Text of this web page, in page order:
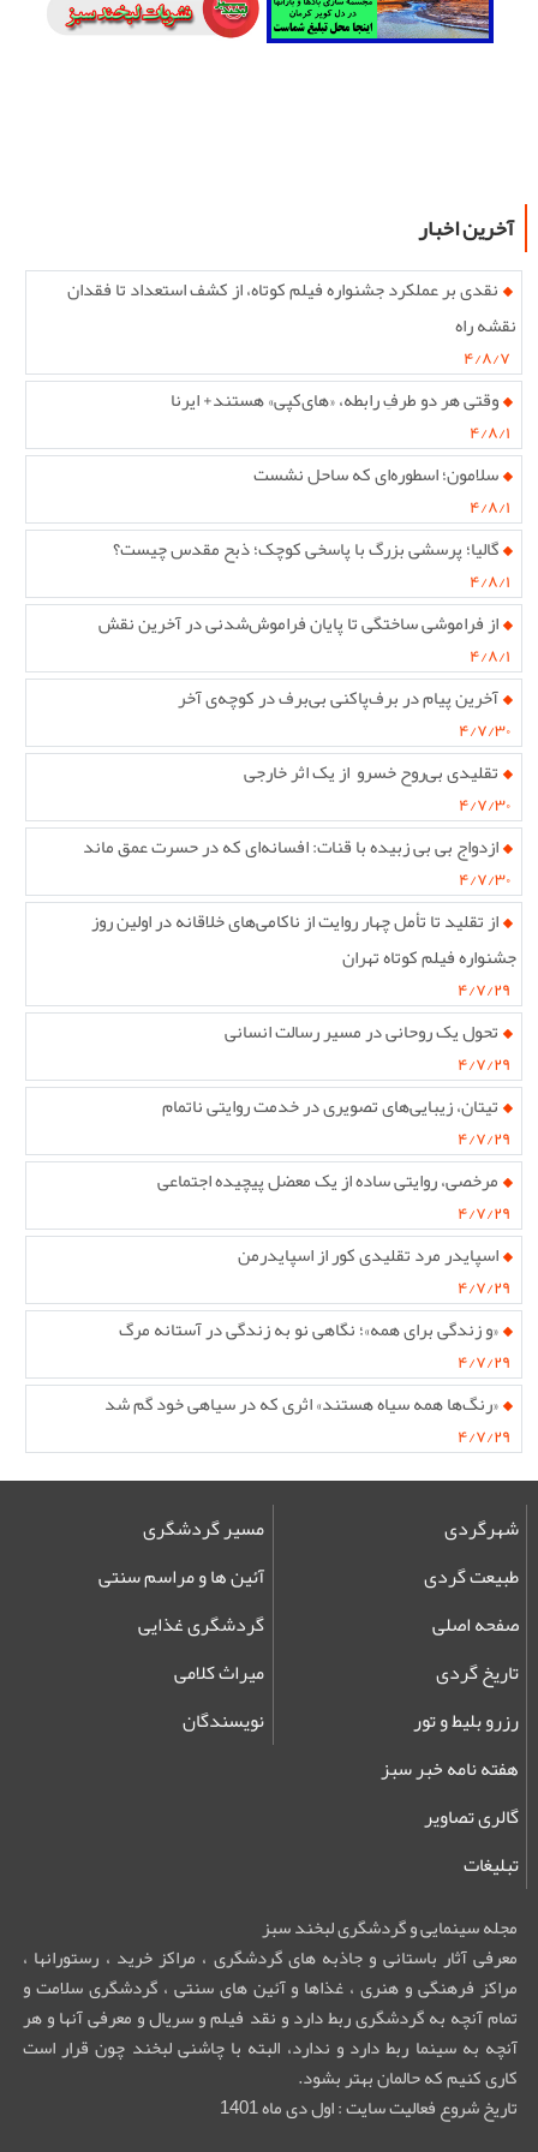
آخرین اخبار
نقدی بر عملکرد جشنواره فیلم کوتاه، از کشف استعداد تا فقدان
نقشه راه
۴/۸/۷
وقتی هر دو طرفِ رابطه، «های‌کپی» هستند+ ایرنا
۴/۸/۱
سلامون؛ اسطوره‌ای که ساحل نشست
۴/۸/۱
گالیا؛ پرسشی بزرگ با پاسخی کوچک؛ ذبح مقدس چیست؟
۴/۸/۱
از فراموشی ساختگی تا پایان فراموش‌شدنی در آخرین نقش
۴/۸/۱
آخرین پیام در برف‌پاکنی بی‌برف در کوچه‌ی آخر
۴/۷/۳۰
تقلیدی بی‌روح خسرو از یک اثر خارجی
۴/۷/۳۰
ازدواج بی بی زبیده با قنات: افسانه‌ای که در حسرت عمق ماند
۴/۷/۳۰
از تقلید تا تأمل چهار روایت از ناکامی‌های خلاقانه در اولین روز
جشنواره فیلم کوتاه تهران
۴/۷/۲۹
تحول یک روحانى در مسیر رسالت انسانى
۴/۷/۲۹
تیتان، زیبایی‌های تصویری در خدمت روایتی ناتمام
۴/۷/۲۹
مرخصی، روایتی ساده از یک معضل پیچیده اجتماعی
۴/۷/۲۹
اسپایدر مرد تقلیدی کور از اسپایدرمن
۴/۷/۲۹
«و زندگی برای همه»؛ نگاهی نو به زندگی در آستانه مرگ
۴/۷/۲۹
«رنگ‌ها همه سیاه هستند» اثری که در سیاهی خود گم شد
۴/۷/۲۹
شهرگردی
طبیعت گردی
صفحه اصلی
تاریخ گردی
مسیر گردشگری
آئین ها و مراسم سنتی
گردشگری غذایی
میراث کلامی
رزرو بلیط و تور
هفته نامه خبر سبز
گالری تصاویر
تبلیغات
نویسندگان
مجله سینمایی و گردشگری لبخند سبز
معرفی آثار باستانی و جاذبه های گردشگری ، مراکز خرید ، رستورانها ،
مراکز فرهنگی و هنری ، غذاها و آئین های سنتی ، گردشگری سلامت و
تمام آنچه به گردشگری ربط دارد و نقد فیلم و سریال و معرفی آنها و هر
آنچه به سینما ربط دارد و ندارد، البته با چاشنی لبخند چون قرار است
کاری کنیم که حالمان بهتر بشود.
تاریخ شروع فعالیت سایت : اول دی ماه 1401